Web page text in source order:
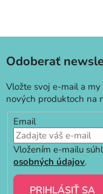
Odoberať
Vložte svoj e-mail a
nových produktoch na
Email
Vložením e-mailu
osobných údajov.
PRIHLÁSIŤ SA